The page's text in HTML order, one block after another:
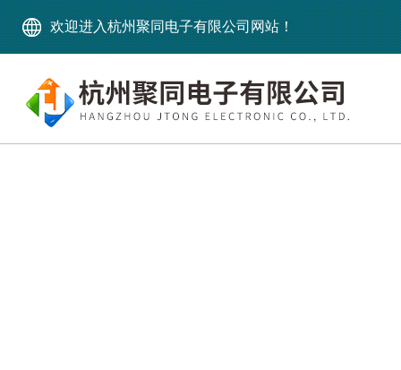
欢迎进入杭州聚同电子有限公司网站！